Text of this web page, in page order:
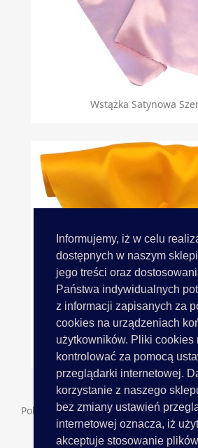
Informujemy, iż w celu
dostępnych w naszym
jego treści oraz
Państwa indywidualnych
z informacji zapisanych za
cookies na urządzeniach
użytkowników. Pliki cookies
kontrolować za pomocą
przeglądarki internetowej.
korzystanie z naszego
bez zmiany ustawień
internetowej oznacza, iż
akceptuje stosowanie
Wstążka Satynowa
Wstążka Satynowa
Pokazano 1-7 z 7 pozycji